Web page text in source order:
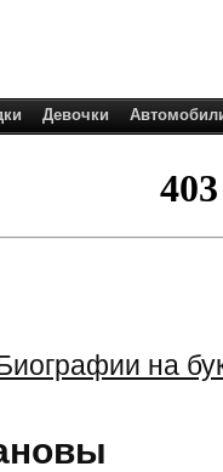
Девочки
на